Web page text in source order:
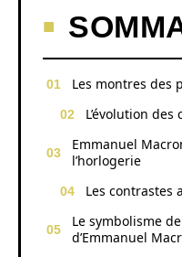
Les montres des
L’évolution
Emmanuel
l’horlogerie
Les contrastes
Le symbolisme
d’Emmanuel